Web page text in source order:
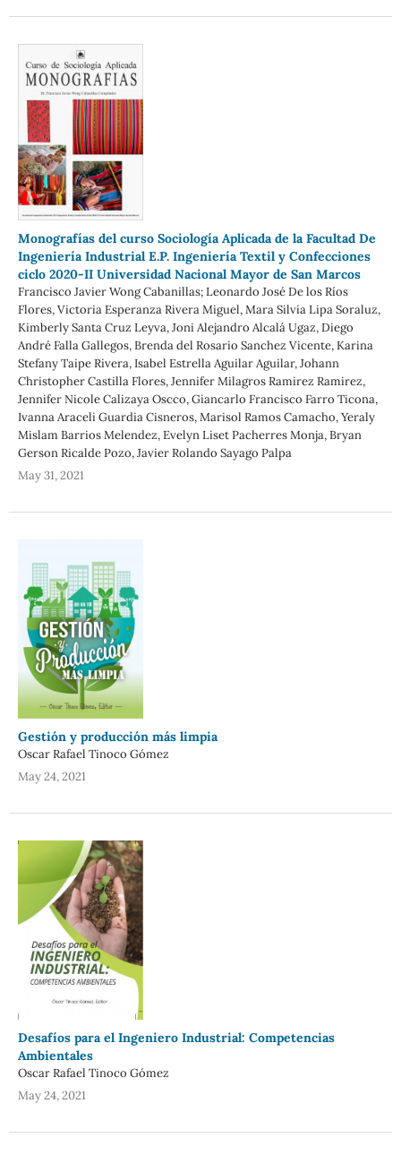
Monografías del curso Sociología Aplicada de la Facultad De
Ingeniería Industrial E.P. Ingeniería Textil y Confecciones
ciclo 2020-II Universidad Nacional Mayor de San Marcos
Francisco Javier Wong Cabanillas; Leonardo José De los Ríos
Flores, Victoria Esperanza Rivera Miguel, Mara Silvia Lipa Soraluz,
Kimberly Santa Cruz Leyva, Joni Alejandro Alcalá Ugaz, Diego
André Falla Gallegos, Brenda del Rosario Sanchez Vicente, Karina
Stefany Taipe Rivera, Isabel Estrella Aguilar Aguilar, Johann
Christopher Castilla Flores, Jennifer Milagros Ramirez Ramirez,
Jennifer Nicole Calizaya Oscco, Giancarlo Francisco Farro Ticona,
Ivanna Araceli Guardia Cisneros, Marisol Ramos Camacho, Yeraly
Mislam Barrios Melendez, Evelyn Liset Pacherres Monja, Bryan
Gerson Ricalde Pozo, Javier Rolando Sayago Palpa
May 31, 2021
Gestión y producción más limpia
Oscar Rafael Tinoco Gómez
May 24, 2021
Desafíos para el Ingeniero Industrial: Competencias
Ambientales
Oscar Rafael Tinoco Gómez
May 24, 2021